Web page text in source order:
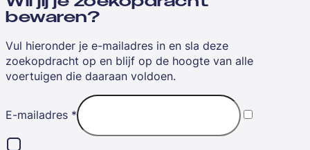
bewaren?
Vul hieronder je e-mailadres in en sla deze
zoekopdracht op en blijf op de hoogte van alle
voertuigen die daaraan voldoen.
E-mailadres *